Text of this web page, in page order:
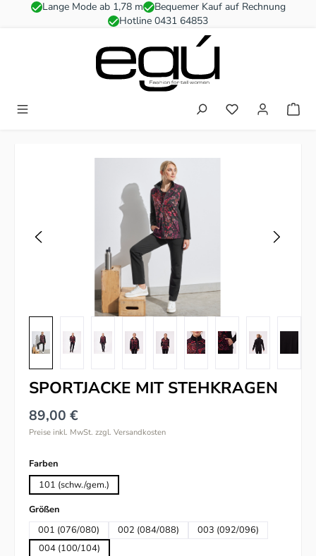
Zum Hauptinhalt springen
Lange Mode ab 1,78 m
Bequemer Kauf auf Rechnung
Hotline 0431 64853
Du hast 0
SPORTJACKE MIT STEHKRAGEN
89,00 €
Preise inkl. MwSt. zzgl. Versandkosten
Farbenauswählen
101 (schw./gem.)
Größenauswählen
001 (076/080)
002 (084/088)
003 (092/096)
004 (100/104)